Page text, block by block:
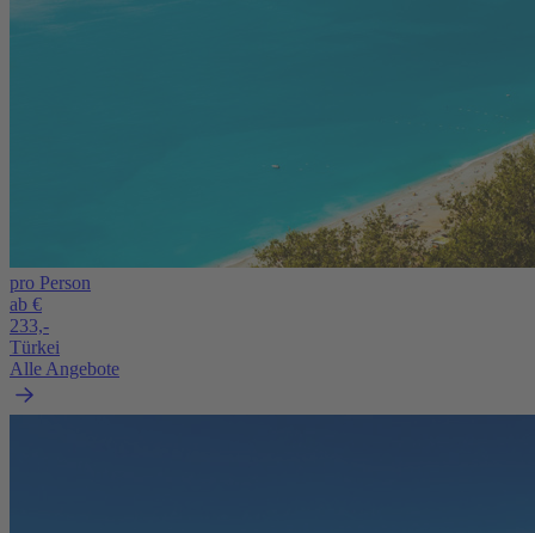
pro Person
ab €
233,-
Türkei
Alle Angebote